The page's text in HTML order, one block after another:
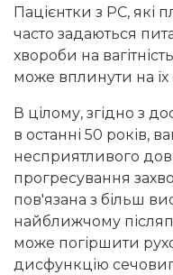
Пацієнтки з РС, які
часто задаються
хвороби на
може вплинути на їх
В цілому, згідно з
в останні 50 років,
несприятливого
прогресування
пов'язана з більш
найближчому
може погіршити
дисфункцію